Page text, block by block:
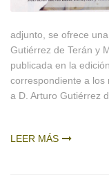
adjunto, se ofrece
Gutiérrez de Terán y
publicada en la
correspondiente a los
a D. Arturo Gutiérrez
LEER MÁS